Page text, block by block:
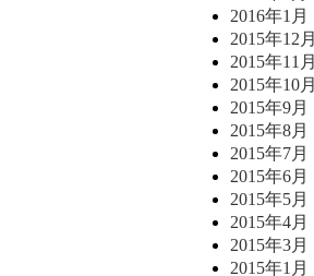
2016年1月
2015年12月
2015年11月
2015年10月
2015年9月
2015年8月
2015年7月
2015年6月
2015年5月
2015年4月
2015年3月
2015年1月